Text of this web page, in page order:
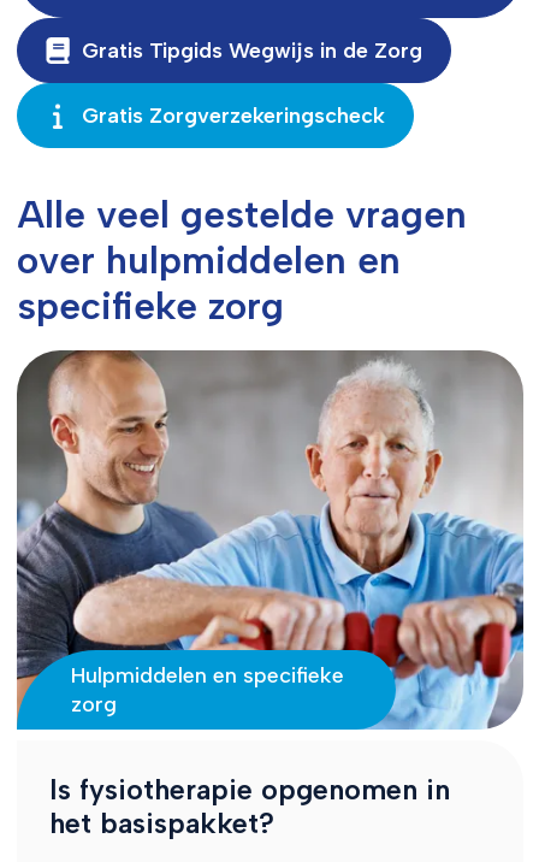
Gratis Tipgids Wegwijs in de Zorg
Gratis Zorgverzekeringscheck
Alle veel gestelde vragen
over hulpmiddelen en
specifieke zorg
Hulpmiddelen en specifieke
zorg
Is fysiotherapie opgenomen in
het basispakket?